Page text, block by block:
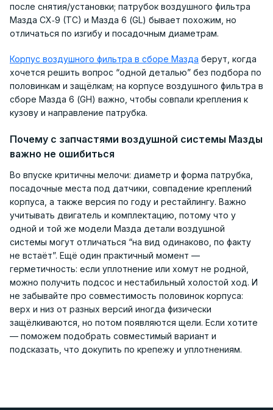
после снятия/установки; патрубок воздушного фильтра
Мазда CX‑9 (TC) и Мазда 6 (GL) бывает похожим, но
отличаться по изгибу и посадочным диаметрам.
Корпус воздушного фильтра в сборе Мазда берут, когда
хочется решить вопрос “одной деталью” без подбора по
половинкам и защёлкам; на корпусе воздушного фильтра в
сборе Мазда 6 (GH) важно, чтобы совпали крепления к
кузову и направление патрубка.
Почему с запчастями воздушной системы Мазды
важно не ошибиться
Во впуске критичны мелочи: диаметр и форма патрубка,
посадочные места под датчики, совпадение креплений
корпуса, а также версия по году и рестайлингу. Важно
учитывать двигатель и комплектацию, потому что у
одной и той же модели Мазда детали воздушной
системы могут отличаться “на вид одинаково, по факту
не встаёт”. Ещё один практичный момент —
герметичность: если уплотнение или хомут не родной,
можно получить подсос и нестабильный холостой ход. И
не забывайте про совместимость половинок корпуса:
верх и низ от разных версий иногда физически
защёлкиваются, но потом появляются щели. Если хотите
— поможем подобрать совместимый вариант и
подсказать, что докупить по крепежу и уплотнениям.